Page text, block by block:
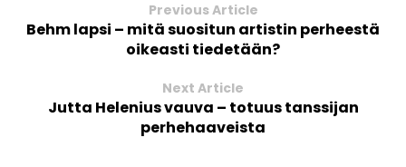
Previous Article
Behm lapsi – mitä suositun artistin perheestä
oikeasti tiedetään?
Next Article
Jutta Helenius vauva – totuus tanssijan
perhehaaveista